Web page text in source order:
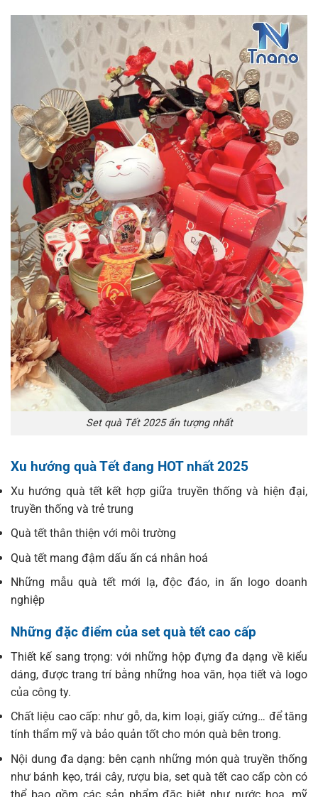
Set quà Tết 2025 ấn tượng nhất
Xu hướng quà Tết đang HOT nhất 2025
Xu hướng quà tết kết hợp giữa truyền thống và hiện đại,
truyền thống và trẻ trung
Quà tết thân thiện với môi trường
Quà tết mang đậm dấu ấn cá nhân hoá
Những mẫu quà tết mới lạ, độc đáo, in ấn logo doanh
nghiệp
Những đặc điểm của set quà tết cao cấp
Thiết kế sang trọng: với những hộp đựng đa dạng về kiểu
dáng, được trang trí bằng những hoa văn, họa tiết và logo
của công ty.
Chất liệu cao cấp: như gỗ, da, kim loại, giấy cứng… để tăng
tính thẩm mỹ và bảo quản tốt cho món quà bên trong.
Nội dung đa dạng: bên cạnh những món quà truyền thống
như bánh kẹo, trái cây, rượu bia, set quà tết cao cấp còn có